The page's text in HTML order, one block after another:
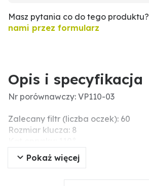
Masz pytania co do tego produktu?
nami przez formularz
Opis i specyfikacja
Nr porównawczy: VP110-03
Zalecany filtr (liczba oczek): 60
Rozmiar klucza: 8
Obudowa - materiał: Plastik
Materiał końcówki: Plastik
Pokaż więcej